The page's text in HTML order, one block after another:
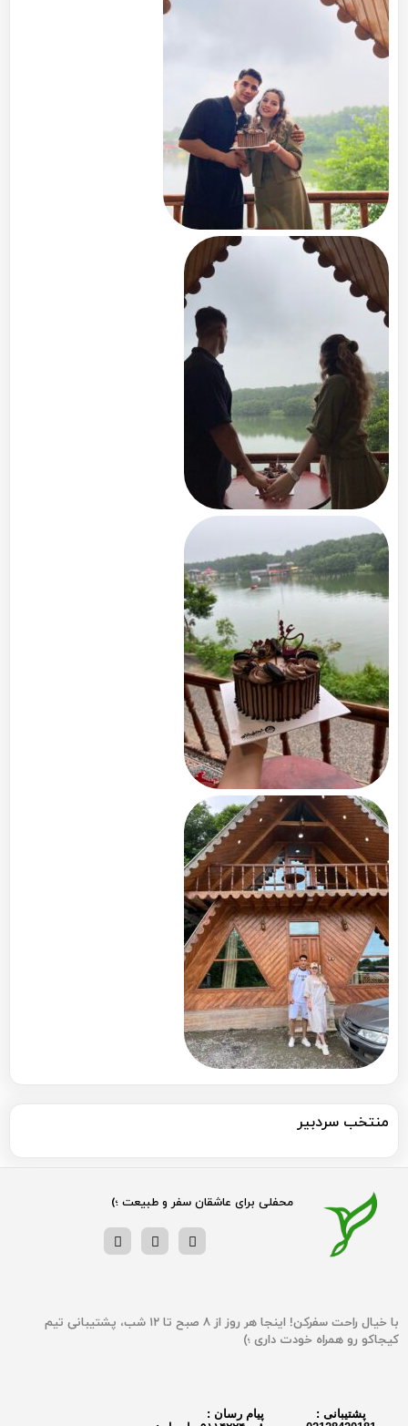
منتخب سردبیر
محفلی برای عاشقان سفر و طبیعت ؛)
با خیال راحت سفرکن! اینجا هر روز از ۸ صبح تا ۱۲ شب، پشتیبانی تیم‌
کیجاکو رو همراه خودت داری ؛)
پشتیبانی :
پیام رسان :